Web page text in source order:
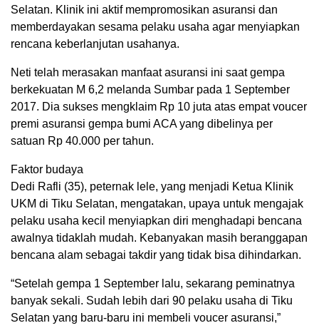
Selatan. Klinik ini aktif mempromosikan asuransi dan
memberdayakan sesama pelaku usaha agar menyiapkan
rencana keberlanjutan usahanya.
Neti telah merasakan manfaat asuransi ini saat gempa
berkekuatan M 6,2 melanda Sumbar pada 1 September
2017. Dia sukses mengklaim Rp 10 juta atas empat voucer
premi asuransi gempa bumi ACA yang dibelinya per
satuan Rp 40.000 per tahun.
Faktor budaya
Dedi Rafli (35), peternak lele, yang menjadi Ketua Klinik
UKM di Tiku Selatan, mengatakan, upaya untuk mengajak
pelaku usaha kecil menyiapkan diri menghadapi bencana
awalnya tidaklah mudah. Kebanyakan masih beranggapan
bencana alam sebagai takdir yang tidak bisa dihindarkan.
“Setelah gempa 1 September lalu, sekarang peminatnya
banyak sekali. Sudah lebih dari 90 pelaku usaha di Tiku
Selatan yang baru-baru ini membeli voucer asuransi,”